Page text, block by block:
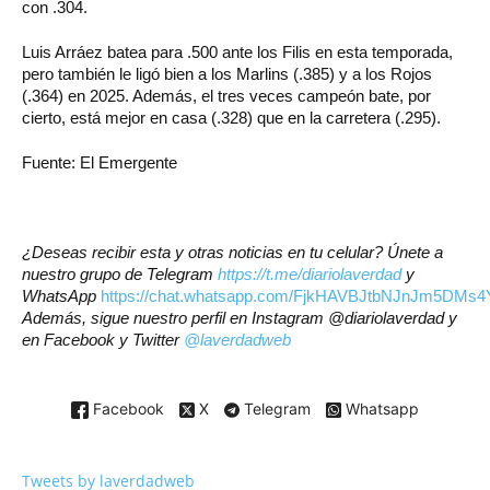
con .304.
Luis Arráez batea para .500 ante los Filis en esta temporada,
pero también le ligó bien a los Marlins (.385) y a los Rojos
(.364) en 2025. Además, el tres veces campeón bate, por
cierto, está mejor en casa (.328) que en la carretera (.295).
Fuente: El Emergente
¿Deseas recibir esta y otras noticias en tu celular? Únete a
nuestro grupo de Telegram https://t.me/diariolaverdady
WhatsApp https://chat.whatsapp.com/
Además, sigue nuestro perfil en Instagram @diariolaverdady
en Facebook y Twitter @laverdadweb
Facebook X Telegram Whatsapp
Tweets by laverdadweb